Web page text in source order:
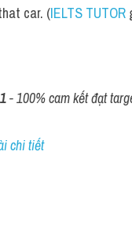
car. (IELTS TUTOR
- 100% cam kết đạt
chi tiết